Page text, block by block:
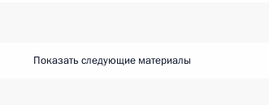
Показать следующие материалы